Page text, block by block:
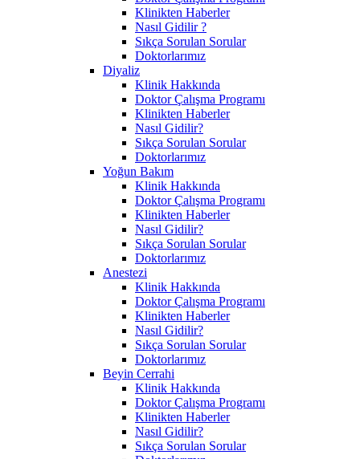
Klinikten Haberler
Nasıl Gidilir ?
Sıkça Sorulan Sorular
Doktorlarımız
Diyaliz
Klinik Hakkında
Doktor Çalışma Programı
Klinikten Haberler
Nasıl Gidilir?
Sıkça Sorulan Sorular
Doktorlarımız
Yoğun Bakım
Klinik Hakkında
Doktor Çalışma Programı
Klinikten Haberler
Nasıl Gidilir?
Sıkça Sorulan Sorular
Doktorlarımız
Anestezi
Klinik Hakkında
Doktor Çalışma Programı
Klinikten Haberler
Nasıl Gidilir?
Sıkça Sorulan Sorular
Doktorlarımız
Beyin Cerrahi
Klinik Hakkında
Doktor Çalışma Programı
Klinikten Haberler
Nasıl Gidilir?
Sıkça Sorulan Sorular